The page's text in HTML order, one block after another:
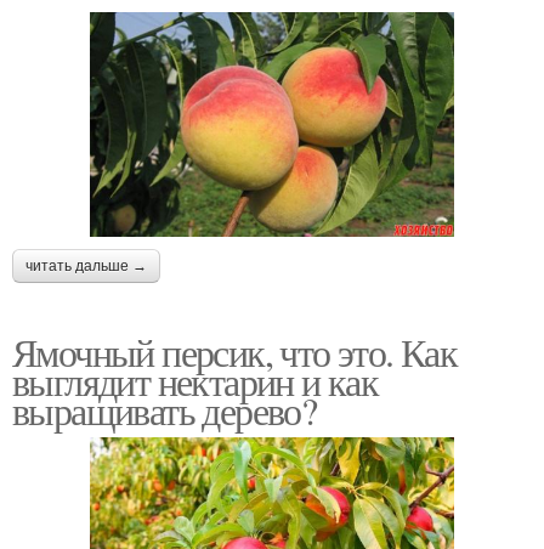
читать дальше →
Ямочный персик, что это. Как
выглядит нектарин и как
выращивать дерево?